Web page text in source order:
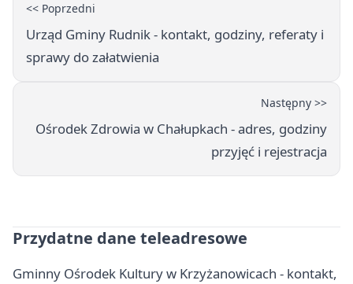
<< Poprzedni
Urząd Gminy Rudnik - kontakt, godziny, referaty i
sprawy do załatwienia
Następny >>
Ośrodek Zdrowia w Chałupkach - adres, godziny
przyjęć i rejestracja
Przydatne dane teleadresowe
Gminny Ośrodek Kultury w Krzyżanowicach - kontakt,